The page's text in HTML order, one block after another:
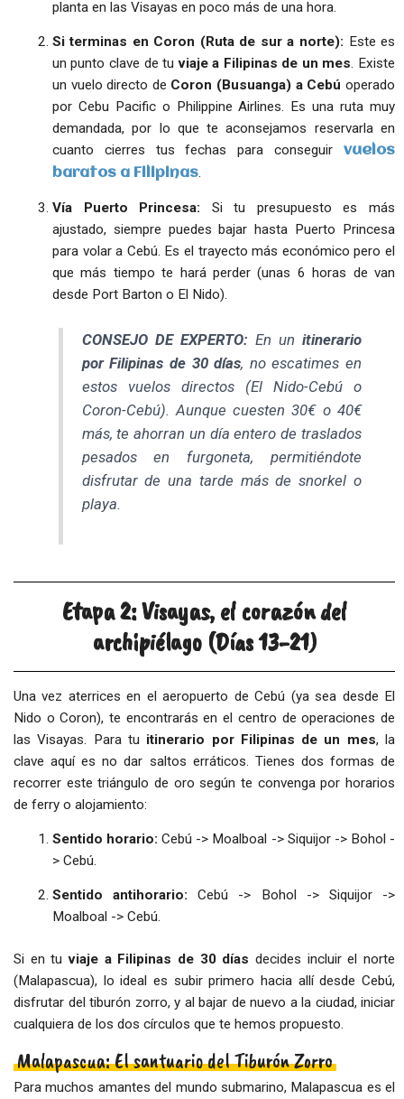
planta en las Visayas en poco más de una hora.
Si terminas en Coron (Ruta de sur a norte): Este es
un punto clave de tuviaje a Filipinas de un mes. Existe
un vuelo directo de Coron (Busuanga) a Cebú operado
por Cebu Pacific o Philippine Airlines. Es una ruta muy
demandada, por lo que te aconsejamos reservarla en
cuanto cierres tus fechas para conseguir vuelos
baratos a Filipinas.
Vía Puerto Princesa: Si tu presupuesto es más
ajustado, siempre puedes bajar hasta Puerto Princesa
para volar a Cebú. Es el trayecto más económico pero el
que más tiempo te hará perder (unas 6 horas de van
desde Port Barton o El Nido).
CONSEJO DE EXPERTO: En un itinerario
por Filipinas de 30 días, no escatimes en
estos vuelos directos (El Nido-Cebú o
Coron-Cebú). Aunque cuesten 30€ o 40€
más, te ahorran un día entero de traslados
pesados en furgoneta, permitiéndote
disfrutar de una tarde más de snorkel o
playa.
Etapa 2: Visayas, el corazón del
archipiélago (Días 13-21)
Una vez aterrices en el aeropuerto de Cebú (ya sea desde El
Nido o Coron), te encontrarás en el centro de operaciones de
las Visayas. Para tu itinerario por Filipinas de un mes, la
clave aquí es no dar saltos erráticos. Tienes dos formas de
recorrer este triángulo de oro según te convenga por horarios
de ferry o alojamiento:
Sentido horario: Cebú -> Moalboal -> Siquijor -> Bohol -
> Cebú.
Sentido antihorario: Cebú -> Bohol -> Siquijor ->
Moalboal -> Cebú.
Si en tuviaje a Filipinas de 30 días decides incluir el norte
(Malapascua), lo ideal es subir primero hacia allí desde Cebú,
disfrutar del tiburón zorro, y al bajar de nuevo a la ciudad, iniciar
cualquiera de los dos círculos que te hemos propuesto.
Malapascua: El santuario del Tiburón Zorro
Para muchos amantes del mundo submarino, Malapascua es el